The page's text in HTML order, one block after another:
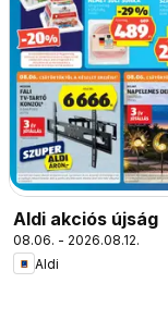
Aldi akciós újság
08.06. - 2026.08.12.
Aldi